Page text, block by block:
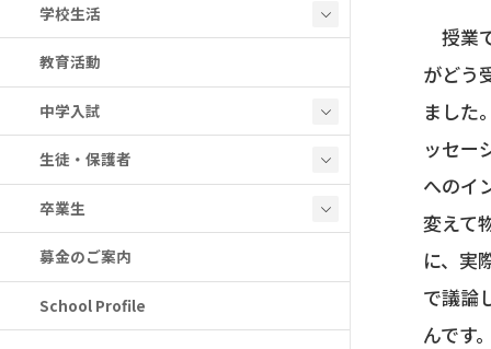
学校生活
教育活動
中学入試
生徒・保護者
卒業生
募金のご案内
School Profile
授業
がどう
ました
ッセー
へのイ
変えて
に、実
で議論
んです